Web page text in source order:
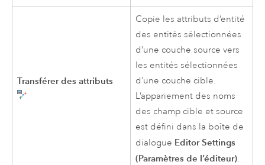
Transférer des attributs
Copie les attributs d’entité
des entités sélectionnées
d’une couche source vers
les entités sélectionnées
d’une couche cible.
L’appariement des noms
des champ cible et source
est défini dans la boîte de
dialogue Editor Settings
(Paramètres de l’éditeur).